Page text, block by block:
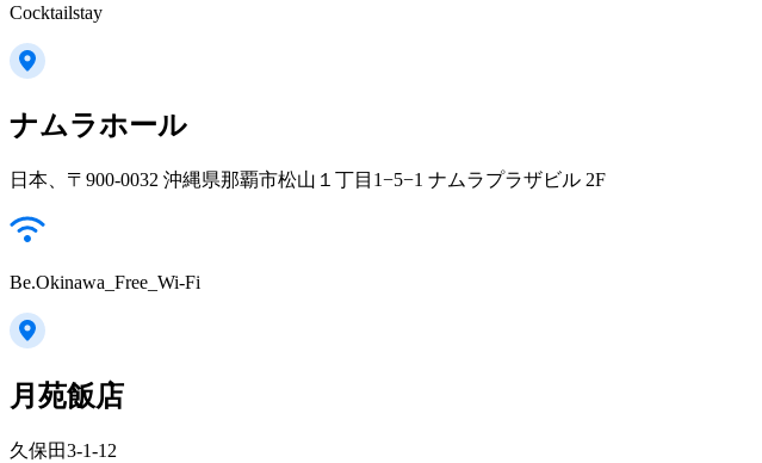
Cocktailstay
ナムラホール
日本、〒900-0032 沖縄県那覇市松山１丁目1−5−1 ナムラプラザビル 2F
Be.Okinawa_Free_Wi-Fi
月苑飯店
久保田3-1-12